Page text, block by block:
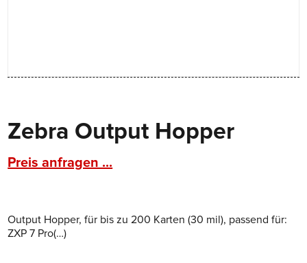
Zebra Output Hopper
Preis anfragen ...
Output Hopper, für bis zu 200 Karten (30 mil), passend für:
ZXP 7 Pro(…)